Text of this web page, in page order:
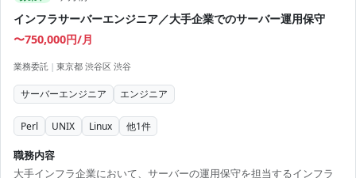
インフラサーバーエンジニア／大手企業でのサーバー運用保守
〜750,000円/月
業務委託 | 東京都 渋谷区 渋谷
サーバーエンジニア エンジニア
Perl UNIX Linux 他1件
職務内容
大手インフラ企業において、サーバーの運用保守を担当するインフラ